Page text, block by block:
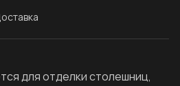
для отделки столешниц,